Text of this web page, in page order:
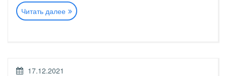
Читать далее«Российский
авторынок:
ОПУБЛИКОВАНО
17.12.2021